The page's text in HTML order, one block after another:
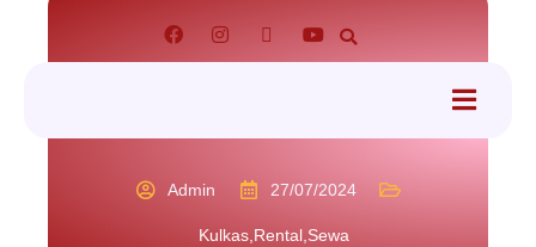
Admin 27/07/2024
Kulkas,Rental,Sewa